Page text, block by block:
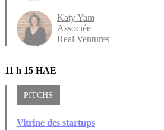
Katy Yam
Associée
Real Ventures
11 h 15 HAE
PITCHS
Vitrine des startups